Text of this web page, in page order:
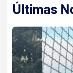
Últimas